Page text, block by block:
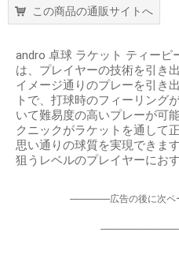
この商品の通販サイトへ
andro 卓球 ラケット ティーピ
は、プレイヤーの技術を引き
イメージ通りのプレーを引き
トで、打球時のフィーリング
いて難易度の高いプレーが可
クニックがラケットを通して
思い通りの球質を実現できま
狙うレベルのプレイヤーにお
-----------------広告の後に次